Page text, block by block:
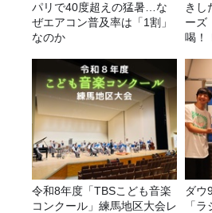
パリで40度超えの猛暑…な
ぜエアコン普及率は「1割」
なのか
きし
ーズ
喝！
令和8年度「TBSこども音楽
コンクール」練馬地区大会レ
ダウ
「